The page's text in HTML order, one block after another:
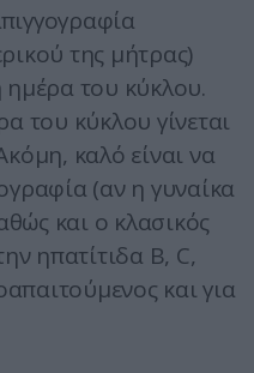
της μήτρας)
του κύκλου.
του κύκλου γίνεται
καλό είναι να
(αν η γυναίκα
και ο κλασικός
ηπατίτιδα Β, C,
και για